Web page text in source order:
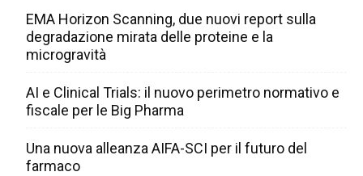
EMA Horizon Scanning, due nuovi report sulla
degradazione mirata delle proteine e la
microgravità
AI e Clinical Trials: il nuovo perimetro normativo e
fiscale per le Big Pharma
Una nuova alleanza AIFA-SCI per il futuro del
farmaco